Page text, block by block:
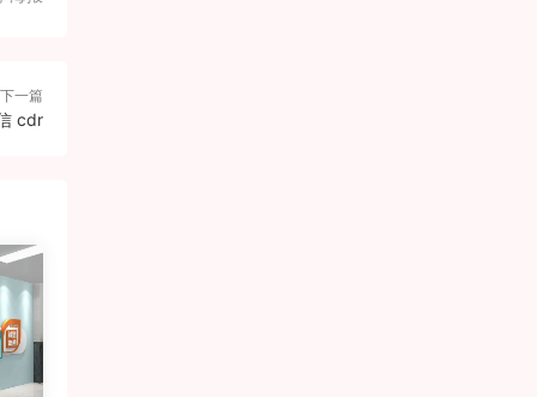
下一篇
cdr